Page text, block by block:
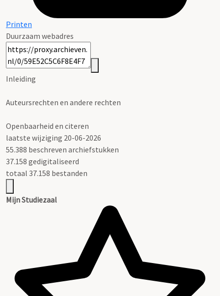
Printen
Duurzaam webadres
Inleiding
Auteursrechten en andere rechten
Openbaarheid en citeren
laatste wijziging 20-06-2026
55.388 beschreven archiefstukken
37.158 gedigitaliseerd
totaal 37.158 bestanden
Mijn Studiezaal